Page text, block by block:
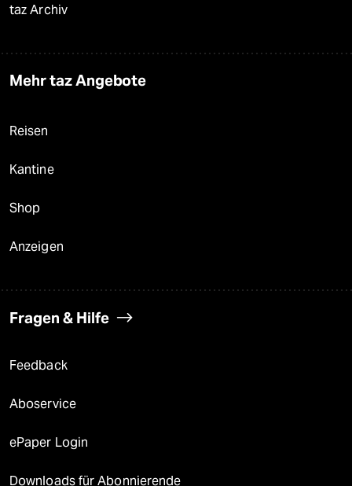
taz Archiv
Mehr taz Angebote
Reisen
Kantine
Shop
Anzeigen
Fragen & Hilfe
Feedback
Aboservice
ePaper Login
Downloads für Abonnierende